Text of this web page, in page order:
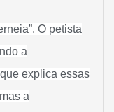
O petista
a
explica essas
a